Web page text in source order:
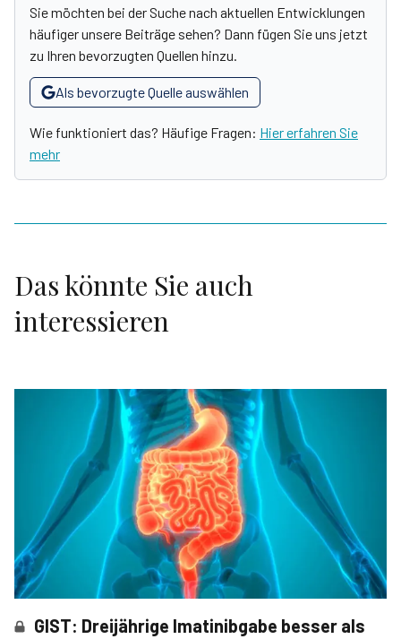
Sie möchten bei der Suche nach aktuellen Entwicklungen
häufiger unsere Beiträge sehen? Dann fügen Sie uns jetzt
zu Ihren bevorzugten Quellen hinzu.
Als bevorzugte Quelle auswählen
Wie funktioniert das? Häufige Fragen: Hier erfahren Sie
mehr
Das könnte Sie auch
interessieren
GIST: Dreijährige Imatinibgabe besser als